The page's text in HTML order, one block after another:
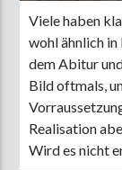
ZU HÖREN IN
Viele haben
wohl ähnlich
dem Abitur
Bild oftmals,
Realisation
Wird es nicht